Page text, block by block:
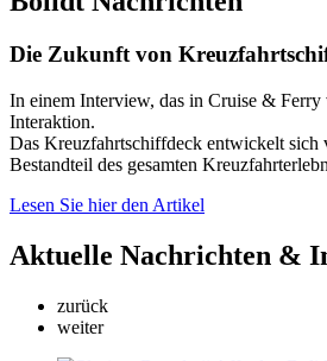
Die Zukunft von
In einem Interview, das in Cruise &
Interaktion.
Das Kreuzfahrtschiffdeck entwickelt sich
Bestandteil des gesamten
Lesen Sie hier den Artikel
Aktuelle Nachrichten &
zurück
weiter